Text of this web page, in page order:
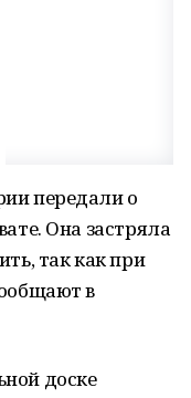
передали о
Она застряла
так как при
в
доске